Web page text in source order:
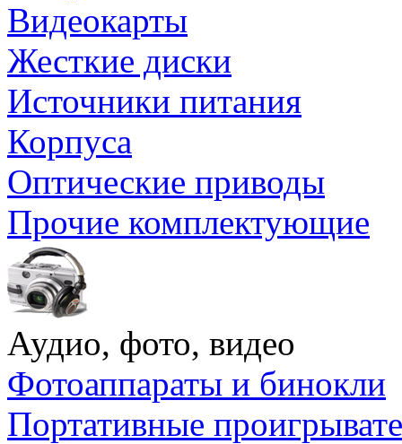
Видеокарты
Жесткие диски
Источники питания
Корпуса
Оптические приводы
Прочие комплектующие
Аудио, фото, видео
Фотоаппараты и бинокли
Портативные